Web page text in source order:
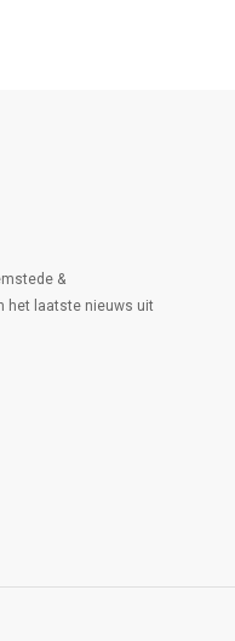
&
het laatste nieuws uit